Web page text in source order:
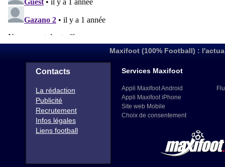
Maxifoot (100% Football) :
Contacts
La rédaction
Publicité
Recrutement
Infos légales
Liens football
Services Maxifoot
Appli Maxifoot Android
Appli Maxifoot iPhone
Site web Mobile
Choix de consentement